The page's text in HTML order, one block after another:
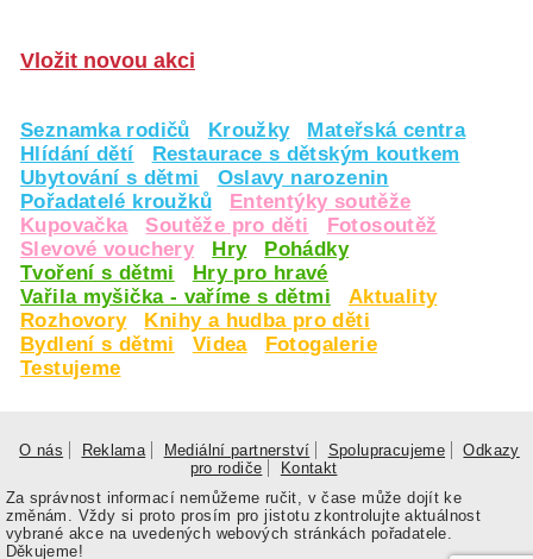
Vložit novou akci
Seznamka rodičů Kroužky
Mateřská centra
Hlídání dětí
Restaurace s dětským koutkem
Ubytování s dětmi
Oslavy narozenin
Pořadatelé kroužků
Ententýky soutěže
Kupovačka
Soutěže pro děti
Fotosoutěž
Slevové vouchery
Hry
Pohádky
Tvoření s dětmi
Hry pro hravé
Vařila myšička - vaříme s dětmi
Aktuality
Rozhovory
Knihy a hudba pro děti
Bydlení s dětmi
Videa
Fotogalerie
Testujeme
O nás Reklama Mediální partnerství Spolupracujeme
Odkazy
pro rodiče
Kontakt
Za správnost informací nemůžeme ručit, v čase může dojít ke
změnám. Vždy si proto prosím pro jistotu zkontrolujte aktuálnost
vybrané akce na uvedených webových stránkách pořadatele.
Děkujeme!